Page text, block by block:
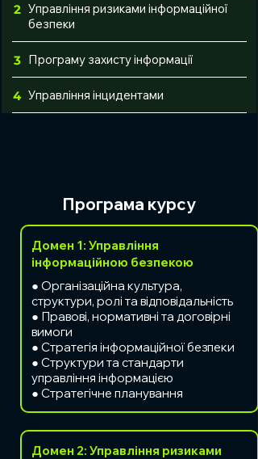
2 Управління ризиками інформаційної
безпеки
3 Програму захисту інформації
4 Управління інцидентами
Програма курсу
Домен 1: Управління
інформаційною безпекою
● Організаційна культура,
структури, ролі та відповідальність
● Правові, нормативні та договірні
вимоги
● Стратегія інформаційної безпеки
● Структури та стандарти
управління інформацією
● Стратегічне планування
Домен 2: Управління ризиками